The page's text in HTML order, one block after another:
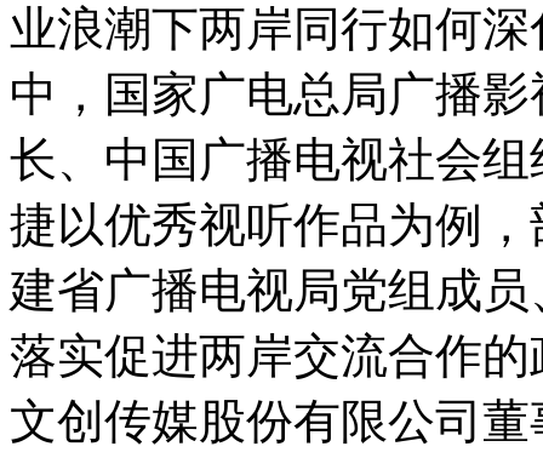
业浪潮下两岸同行如何
中，国家广电总局广播
长、中国广播电视社会
捷以优秀视听作品为例
建省广播电视局党组成
落实促进两岸交流合作
文创传媒股份有限公司